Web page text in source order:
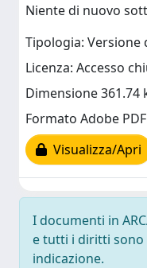
Niente di nuovo
Tipologia: Versione
Licenza: Accesso
Dimensione 361.74
Formato Adobe PDF
Visualizza/Apri
I documenti in
e tutti i diritti sono
indicazione.